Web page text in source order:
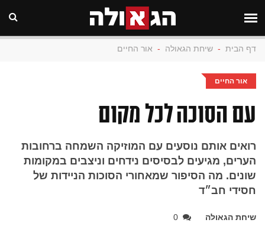
דף הבית - שיחת הגאולה - אור החיים
אור החיים
עם הסוכה לכל מקום
רואים אותם נוסעים עם המוזיקה השמחה ברחובות
הערים, מגיעים לבסיסים נידחים וניצבים במקומות
שונים. מה הסיפור שמאחורי הסוכות הניידות של
חסידי חב״ד
שיחת הגאולה
0